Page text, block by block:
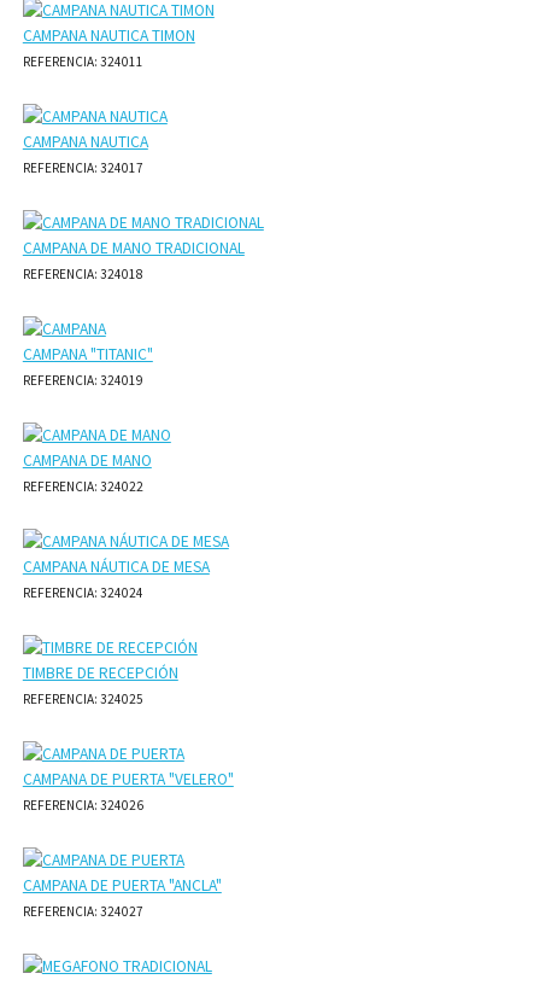
CAMPANA NAUTICA TIMON
REFERENCIA: 324011
CAMPANA NAUTICA
REFERENCIA: 324017
CAMPANA DE MANO TRADICIONAL
REFERENCIA: 324018
CAMPANA "TITANIC"
REFERENCIA: 324019
CAMPANA DE MANO
REFERENCIA: 324022
CAMPANA NÁUTICA DE MESA
REFERENCIA: 324024
TIMBRE DE RECEPCIÓN
REFERENCIA: 324025
CAMPANA DE PUERTA "VELERO"
REFERENCIA: 324026
CAMPANA DE PUERTA "ANCLA"
REFERENCIA: 324027